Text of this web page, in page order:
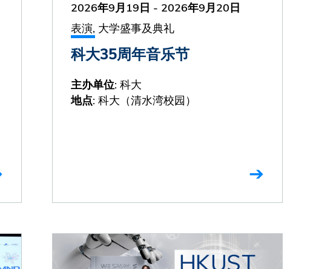
2026年9月19日 - 2026年9月20日
表演, 大学盛事及典礼
科大35周年音乐节
主办单位: 科大
地点: 科大（清水湾校园）